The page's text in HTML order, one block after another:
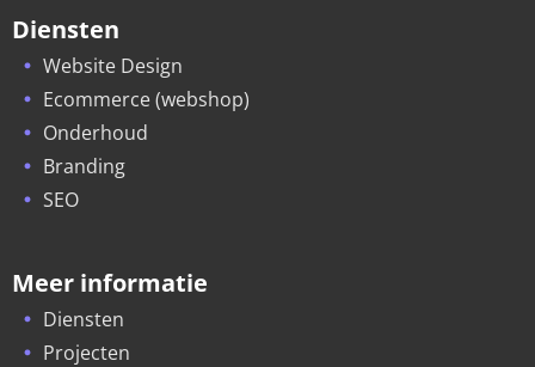
Diensten
Website Design
Ecommerce (webshop)
Onderhoud
Branding
SEO
Meer informatie
Diensten
Projecten